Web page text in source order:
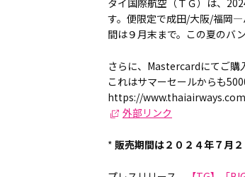
タイ国際航空（ＴＧ）は、
す。便限定で成田/大阪/福岡
間は９月末まで。この夏のバ
さらに、Mastercardにてご購
これはサマーセールからも
https://
外部リンク
* 販売期間は２０２４年７月